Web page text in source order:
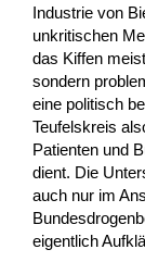
Industrie von
unkritischen
das Kiffen
sondern
eine politisch
Teufelskreis
Patienten und
dient. Die
auch nur im
eigentlich